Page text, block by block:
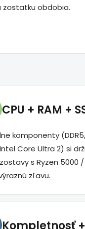
obdobia.
CPU + RAM +
komponenty
Core Ultra 2) si
s Ryzen 5000 /
zľavu.
Kompletnosť